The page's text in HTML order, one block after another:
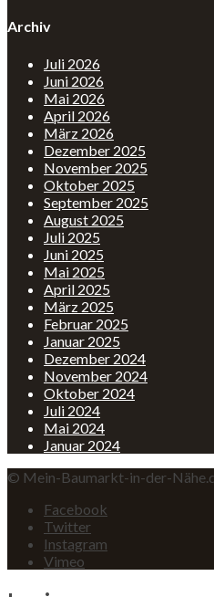
Archiv
Juli 2026
Juni 2026
Mai 2026
April 2026
März 2026
Dezember 2025
November 2025
Oktober 2025
September 2025
August 2025
Juli 2025
Juni 2025
Mai 2025
April 2025
März 2025
Februar 2025
Januar 2025
Dezember 2024
November 2024
Oktober 2024
Juli 2024
Mai 2024
Januar 2024
© Mein-Baumarkt-in-der-
Facebook
Twitter
Instagram
Vimeo